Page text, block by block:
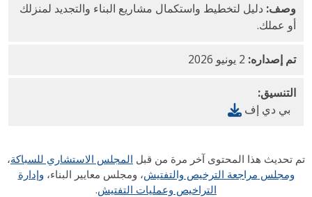
وصف:دليل لتخطيط واستكمال مشاريع البناء والتجديد لمنزلك
أو عملك.
تم إصداره:2 يونيو 2026
التنسيق:
بي دي إف
تحديث هذا المحتوى آخر مرة من قبلالمجلس الاستشاري للسباكة،
ومجلسمراجعة الترخيص والتفتيش، ومجلس معايير البناء،وإدارة
التراخيص وعمليات التفتيش.